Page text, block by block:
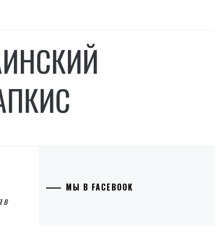
в
МЫ В FACEBOOK